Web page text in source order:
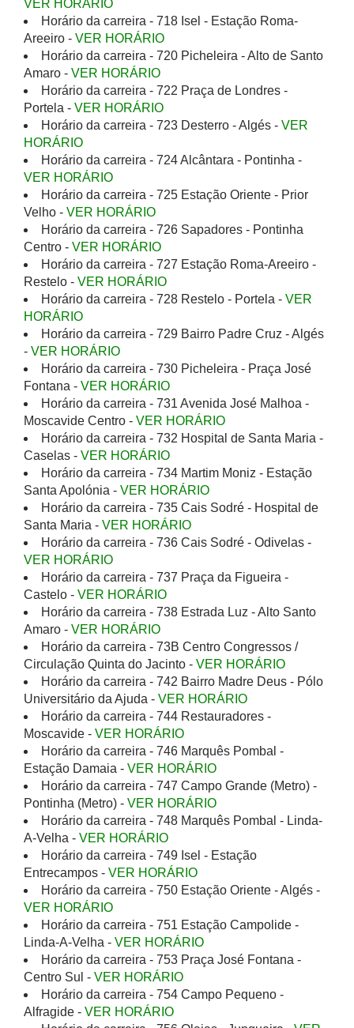
VER HORÁRIO
Horário da carreira - 718 Isel - Estação Roma-
Areeiro - VER HORÁRIO
Horário da carreira - 720 Picheleira - Alto de Santo
Amaro - VER HORÁRIO
Horário da carreira - 722 Praça de Londres -
Portela - VER HORÁRIO
Horário da carreira - 723 Desterro - Algés - VER
HORÁRIO
Horário da carreira - 724 Alcântara - Pontinha -
VER HORÁRIO
Horário da carreira - 725 Estação Oriente - Prior
Velho - VER HORÁRIO
Horário da carreira - 726 Sapadores - Pontinha
Centro - VER HORÁRIO
Horário da carreira - 727 Estação Roma-Areeiro -
Restelo - VER HORÁRIO
Horário da carreira - 728 Restelo - Portela - VER
HORÁRIO
Horário da carreira - 729 Bairro Padre Cruz - Algés
- VER HORÁRIO
Horário da carreira - 730 Picheleira - Praça José
Fontana - VER HORÁRIO
Horário da carreira - 731 Avenida José Malhoa -
Moscavide Centro - VER HORÁRIO
Horário da carreira - 732 Hospital de Santa Maria -
Caselas - VER HORÁRIO
Horário da carreira - 734 Martim Moniz - Estação
Santa Apolónia - VER HORÁRIO
Horário da carreira - 735 Cais Sodré - Hospital de
Santa Maria - VER HORÁRIO
Horário da carreira - 736 Cais Sodré - Odivelas -
VER HORÁRIO
Horário da carreira - 737 Praça da Figueira -
Castelo - VER HORÁRIO
Horário da carreira - 738 Estrada Luz - Alto Santo
Amaro - VER HORÁRIO
Horário da carreira - 73B Centro Congressos /
Circulação Quinta do Jacinto - VER HORÁRIO
Horário da carreira - 742 Bairro Madre Deus - Pólo
Universitário da Ajuda - VER HORÁRIO
Horário da carreira - 744 Restauradores -
Moscavide - VER HORÁRIO
Horário da carreira - 746 Marquês Pombal -
Estação Damaia - VER HORÁRIO
Horário da carreira - 747 Campo Grande (Metro) -
Pontinha (Metro) - VER HORÁRIO
Horário da carreira - 748 Marquês Pombal - Linda-
A-Velha - VER HORÁRIO
Horário da carreira - 749 Isel - Estação
Entrecampos - VER HORÁRIO
Horário da carreira - 750 Estação Oriente - Algés -
VER HORÁRIO
Horário da carreira - 751 Estação Campolide -
Linda-A-Velha - VER HORÁRIO
Horário da carreira - 753 Praça José Fontana -
Centro Sul - VER HORÁRIO
Horário da carreira - 754 Campo Pequeno -
Alfragide - VER HORÁRIO